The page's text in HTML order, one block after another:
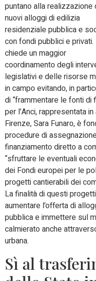
puntano alla realizzazione
nuovi alloggi di edilizia
residenziale pubblica e
con fondi pubblici e privati.
chiede un maggior
coordinamento degli
legislativi e delle risorse
in campo evitando, in
di “frammentare le fonti di
per l’Anci, rappresentata
Firenze, Sara Funaro, è
procedure di
finanziamento diretto a
“sfruttare le eventuali
dei Fondi europei per le
progetti cantierabili dei
La finalità di questi
aumentare l’offerta di
pubblica e immettere sul
calmierato anche
urbana.
Sì al